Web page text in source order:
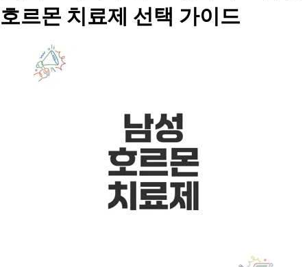
호르몬 치료제 선택 가이드